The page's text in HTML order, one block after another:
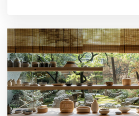
a zregenerovat díky
metody - klasické masáži.
společné objevování!